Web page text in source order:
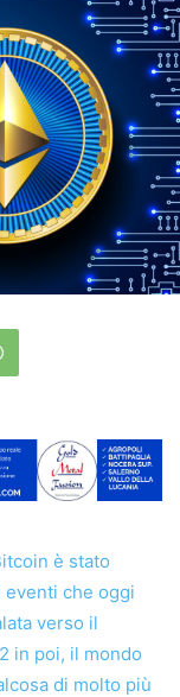
è stato
eventi che oggi
verso il
in poi, il mondo
di molto più